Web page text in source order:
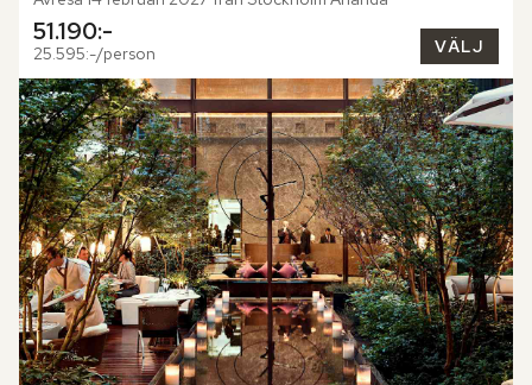
51.190:-
25.595:-/person VÄLJ